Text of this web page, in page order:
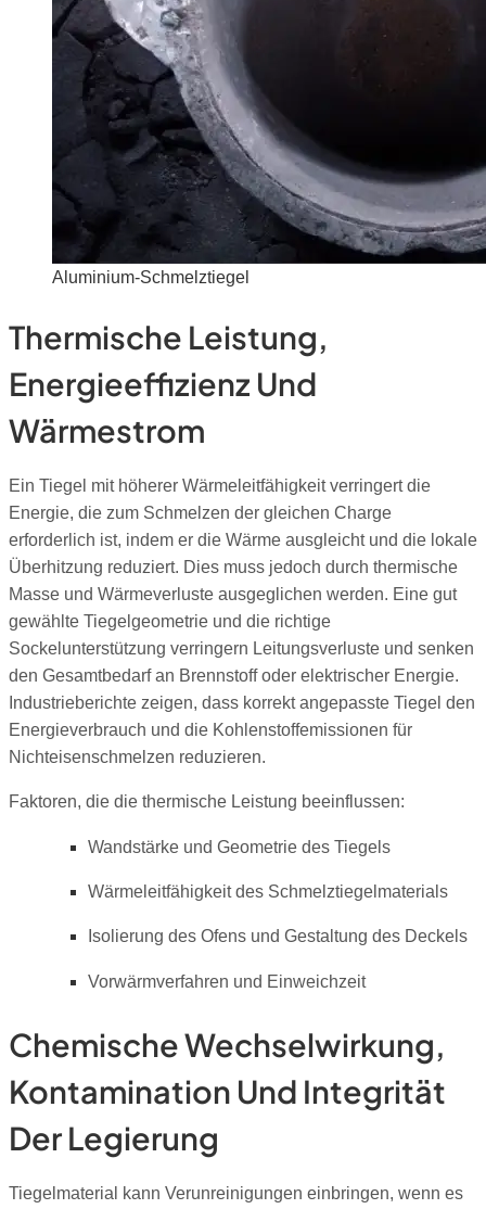
Aluminium-Schmelztiegel
Thermische Leistung,
Energieeffizienz Und
Wärmestrom
Ein Tiegel mit höherer Wärmeleitfähigkeit verringert die
Energie, die zum Schmelzen der gleichen Charge
erforderlich ist, indem er die Wärme ausgleicht und die lokale
Überhitzung reduziert. Dies muss jedoch durch thermische
Masse und Wärmeverluste ausgeglichen werden. Eine gut
gewählte Tiegelgeometrie und die richtige
Sockelunterstützung verringern Leitungsverluste und senken
den Gesamtbedarf an Brennstoff oder elektrischer Energie.
Industrieberichte zeigen, dass korrekt angepasste Tiegel den
Energieverbrauch und die Kohlenstoffemissionen für
Nichteisenschmelzen reduzieren.
Faktoren, die die thermische Leistung beeinflussen:
Wandstärke und Geometrie des Tiegels
Wärmeleitfähigkeit des Schmelztiegelmaterials
Isolierung des Ofens und Gestaltung des Deckels
Vorwärmverfahren und Einweichzeit
Chemische Wechselwirkung,
Kontamination Und Integrität
Der Legierung
Tiegelmaterial kann Verunreinigungen einbringen, wenn es